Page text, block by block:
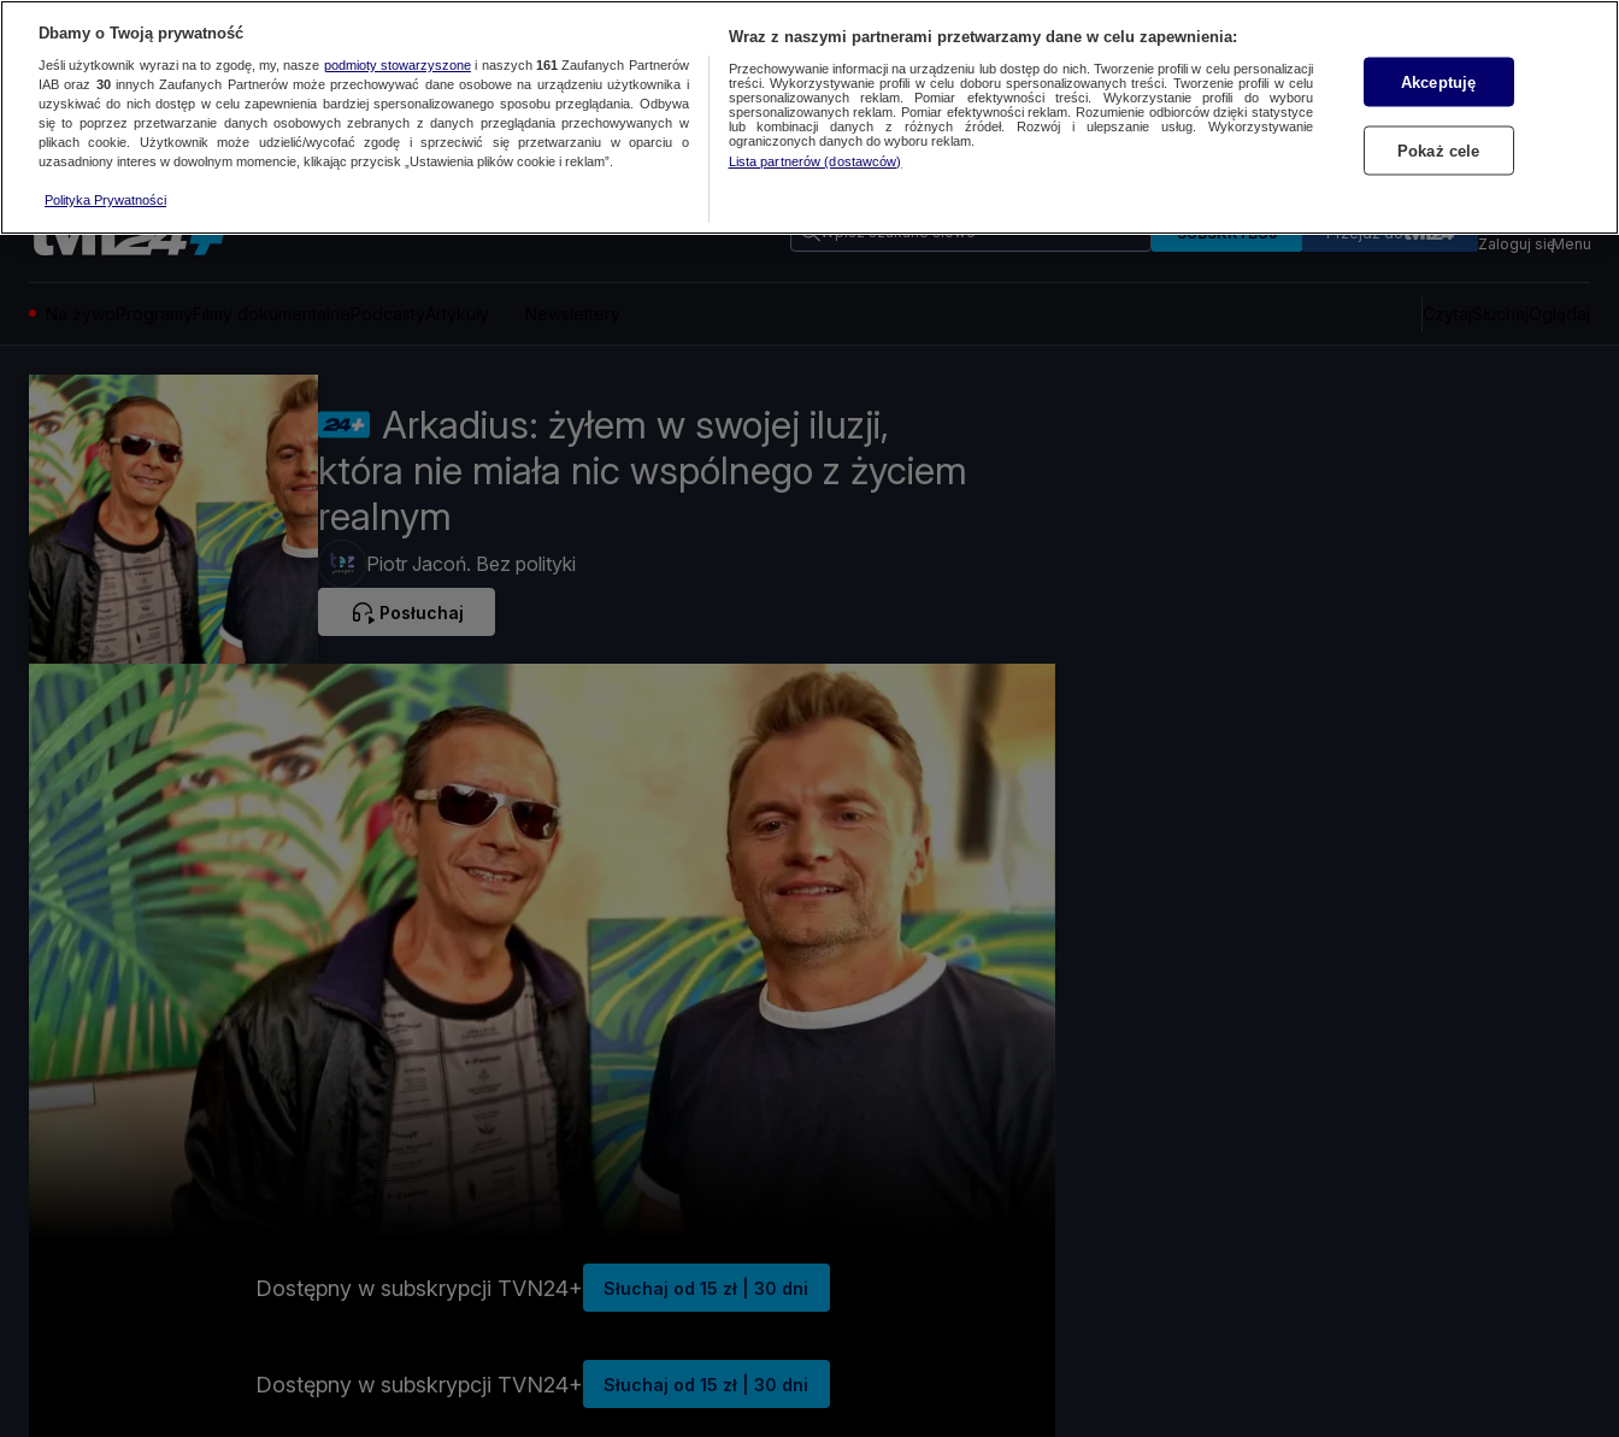
Wpisz szukane słowo SUBSKRYBUJ Przejdź do
Zaloguj sięMenu
Arkadius: żyłem w swojej iluzji,
która nie miała nic wspólnego z życiem
realnym
Piotr Jacoń. Bez polityki
Posłuchaj
Dostępny w subskrypcji TVN24+ Słuchaj od 15 zł | 30 dni
Dostępny w subskrypcji TVN24+ Słuchaj od 15 zł | 30 dni
Dbamy o Twoją prywatność
Jeśli użytkownik wyrazi na to zgodę, my, nasze podmioty stowarzyszonei naszych 161 Zaufanych Partnerów
IAB oraz 30innych Zaufanych Partnerów może przechowywać dane osobowe na urządzeniu użytkownika i
uzyskiwać do nich dostęp w celu zapewnienia bardziej spersonalizowanego sposobu przeglądania. Odbywa
się to poprzez przetwarzanie danych osobowych zebranych z danych przeglądania przechowywanych w
plikach cookie. Użytkownik może udzielić/wycofać zgodę i sprzeciwić się przetwarzaniu w oparciu o
uzasadniony interes w dowolnym momencie, klikając przycisk „Ustawienia plików cookie i reklam”.
Polityka Prywatności
Wraz z naszymi partnerami przetwarzamy dane w celu zapewnienia:
Przechowywanie informacji na urządzeniu lub dostęp do nich. Tworzenie profili w celu personalizacji
treści. Wykorzystywanie profili w celu doboru spersonalizowanych treści. Tworzenie profili w celu
spersonalizowanych reklam. Pomiar efektywności treści. Wykorzystanie profili do wyboru
spersonalizowanych reklam. Pomiar efektywności reklam. Rozumienie odbiorców dzięki statystyce
lub kombinacji danych z różnych źródeł. Rozwój i ulepszanie usług. Wykorzystywanie
ograniczonych danych do wyboru reklam.
Lista partnerów (dostawców)
Akceptuję
Pokaż cele